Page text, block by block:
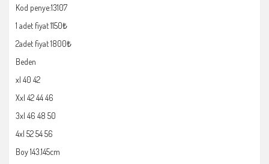
Kod penye:13107
1 adet fiyat 1150₺
2adet fiyat 1800₺
Beden
xl 40 42
Xxl 42 44 46
3xl 46 48 50
4xl 52 54 56
Boy 143.145cm